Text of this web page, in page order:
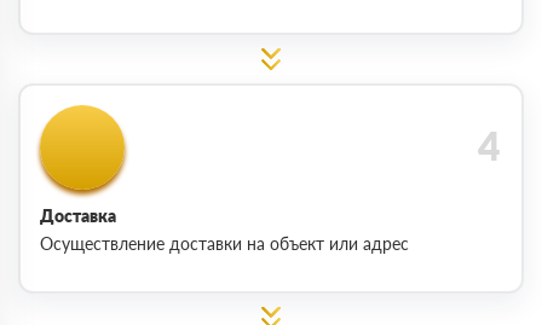
Доставка
Осуществление доставки на объект или адрес